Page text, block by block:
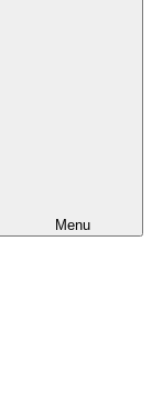
Menu